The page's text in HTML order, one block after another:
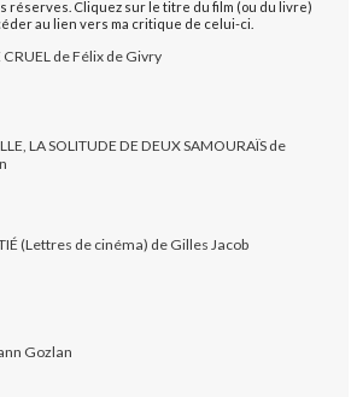
réserves. Cliquez sur le titre du film (ou du livre)
au lien vers ma critique de celui-ci.
de Félix de Givry
LA SOLITUDE DE DEUX SAMOURAÏS de
(Lettres de cinéma) de Gilles Jacob
Gozlan